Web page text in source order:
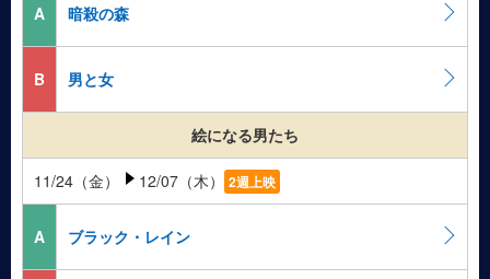
A 暗殺の森
B 男と女
絵になる男たち
11/24（金） 12/07（木） 2週上映
A ブラック・レイン